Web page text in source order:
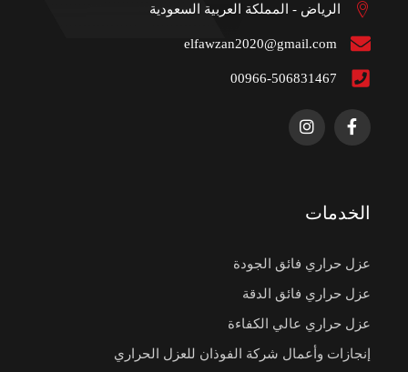
الرياض - المملكة العربية السعودية
elfawzan2020@gmail.com
00966-506831467
الخدمات
عزل حراري فائق الجودة
عزل حراري فائق الدقة
عزل حراري عالي الكفاءة
إنجازات وأعمال شركة الفوذان للعزل الحراري